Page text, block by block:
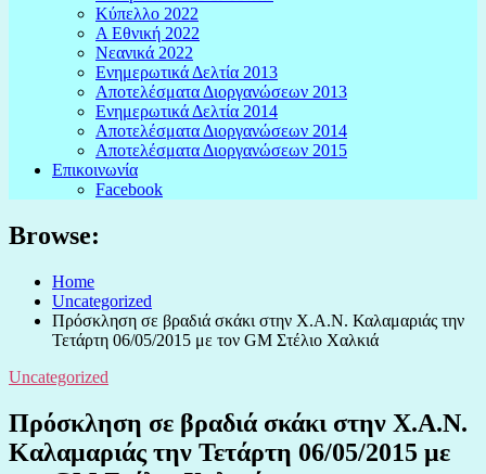
Κύπελλο 2022
Α Εθνική 2022
Νεανικά 2022
Ενημερωτικά Δελτία 2013
Αποτελέσματα Διοργανώσεων 2013
Ενημερωτικά Δελτία 2014
Αποτελέσματα Διοργανώσεων 2014
Αποτελέσματα Διοργανώσεων 2015
Επικοινωνία
Facebook
Browse:
Home
Uncategorized
Πρόσκληση σε βραδιά σκάκι στην Χ.Α.Ν. Καλαμαριάς την
Τετάρτη 06/05/2015 με τον GM Στέλιο Χαλκιά
Uncategorized
Πρόσκληση σε βραδιά σκάκι στην Χ.Α.Ν.
Καλαμαριάς την Τετάρτη 06/05/2015 με